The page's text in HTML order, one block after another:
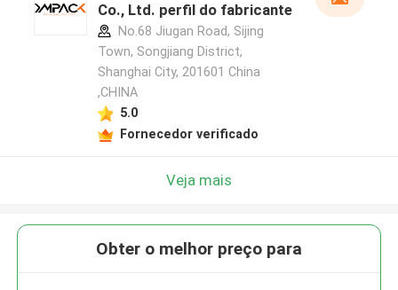
Co., Ltd. perfil do fabricante
No.68 Jiugan Road, Sijing
Town, Songjiang District,
Shanghai City, 201601 China
,CHINA
5.0
Fornecedor verificado
Veja mais
Obter o melhor preço para